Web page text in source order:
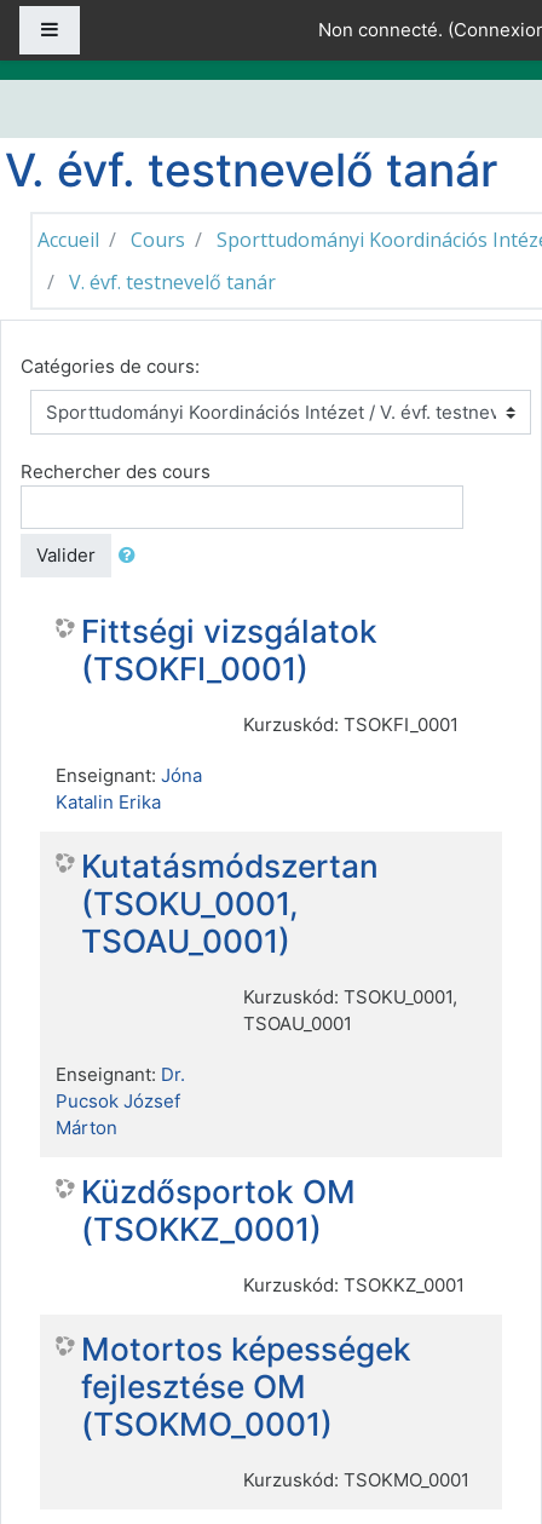
Passer au contenu principal
Non connecté. (
V. évf. testnevelő tanár
Accueil Cours
Sporttudományi Koordinációs
V. évf. testnevelő tanár
Catégories de cours:
Rechercher des cours
Valider
Fittségi vizsgálatok
(TSOKFI_0001)
Kurzuskód: TSOKFI_0001
Enseignant: Jóna
Katalin Erika
Kutatásmódszertan
(TSOKU_0001,
TSOAU_0001)
Kurzuskód: TSOKU_0001,
TSOAU_0001
Enseignant: Dr.
Pucsok József
Márton
Küzdősportok OM
(TSOKKZ_0001)
Kurzuskód: TSOKKZ_0001
Motortos képességek
fejlesztése OM
(TSOKMO_0001)
Kurzuskód: TSOKMO_0001